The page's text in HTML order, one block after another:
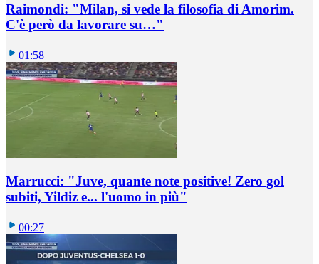
Raimondi: "Milan, si vede la filosofia di Amorim.
C'è però da lavorare su…"
01:58
Marrucci: "Juve, quante note positive! Zero gol
subiti, Yildiz e... l'uomo in più"
00:27